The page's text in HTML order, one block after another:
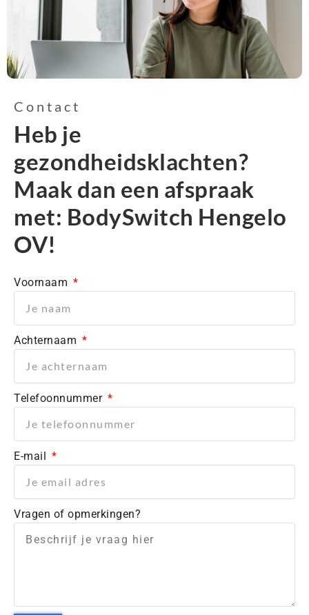
Contact
Heb je
gezondheidsklachten?
Maak dan een afspraak
met: BodySwitch Hengelo
OV!
Voornaam
Achternaam
Telefoonnummer
E-mail
Vragen of opmerkingen?